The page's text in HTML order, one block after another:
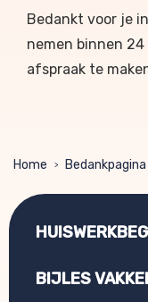
Bedankt voor je
nemen binnen
afspraak te
Home >
BIJLES